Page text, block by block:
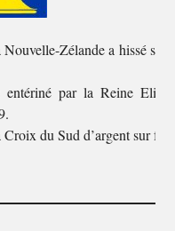
Zélande a hissé
par la Reine
du Sud d’argent sur